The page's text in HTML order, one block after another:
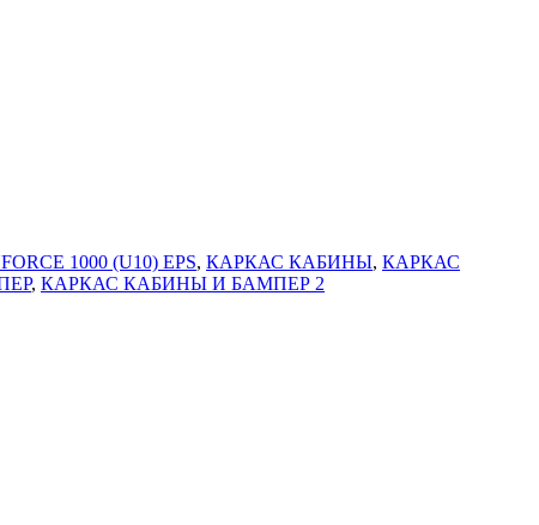
1000 (U10) EPS, КАРКАС КАБИНЫ, КАРКАС
, КАРКАС КАБИНЫ И БАМПЕР 2